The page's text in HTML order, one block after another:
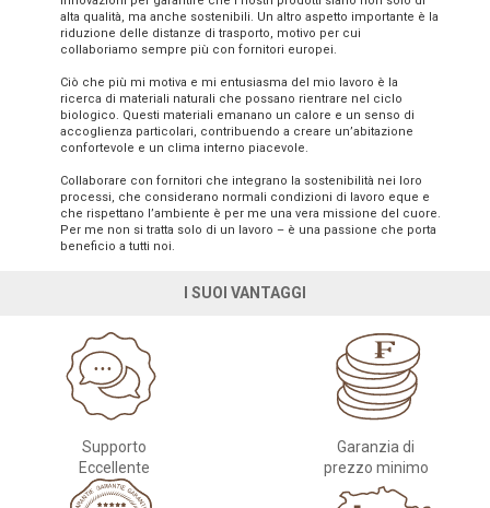
alta qualità, ma anche sostenibili. Un altro aspetto importante è la
riduzione delle distanze di trasporto, motivo per cui
collaboriamo sempre più con fornitori europei.
Ciò che più mi motiva e mi entusiasma del mio lavoro è la
ricerca di materiali naturali che possano rientrare nel ciclo
biologico. Questi materiali emanano un calore e un senso di
accoglienza particolari, contribuendo a creare un’abitazione
confortevole e un clima interno piacevole.
Collaborare con fornitori che integrano la sostenibilità nei loro
processi, che considerano normali condizioni di lavoro eque e
che rispettano l’ambiente è per me una vera missione del cuore.
Per me non si tratta solo di un lavoro – è una passione che porta
beneficio a tutti noi.
I SUOI VANTAGGI
Supporto
Eccellente
Garanzia di
prezzo minimo